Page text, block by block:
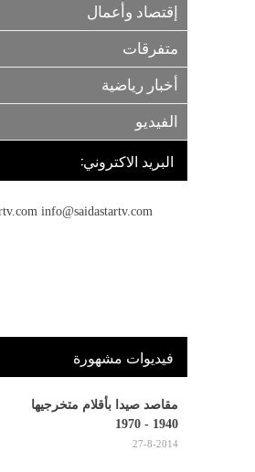
إقتصاد وأعمال
متفرقات
أخبار رياضية
الفيديو
البريد الاكتروني:
info@saidastartv.com
فيديوات مشهورة
مقاصد صيدا بأقلام متخرجيها
1940 - 1970
27-8-2014